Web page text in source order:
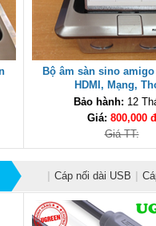
Bộ âm sàn sino
HDMI, Mạng,
Bảo hành: 12
Giá: 800,000 đ
Giá TT:
| Cáp nối dài USB |